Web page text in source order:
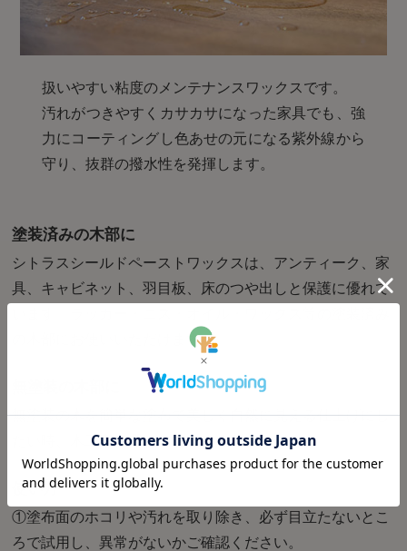
扱いやすい粘度のメンテナンスワックスです。
汚れがつきやすくカサカサになった家具でも、強
力にコーティングし色あせの元になる紫外線から
守り、抜群の撥水性を発揮します。
塗装済みの木部に
シトラスシールドペーストワックスは、アンティーク、家
具、キャビネット、羽目板、床のつや出しと保護に優れて
の木部にお使いいただけます。
無塗装の木を簡単な塗布で美しく自然に見える仕上げにし
たい時、木工家に選ばれています。
使い方
①塗布面のホコリや汚れを取り除き、必ず目立たないとこ
ろで試用し、異常がないかご確認ください。